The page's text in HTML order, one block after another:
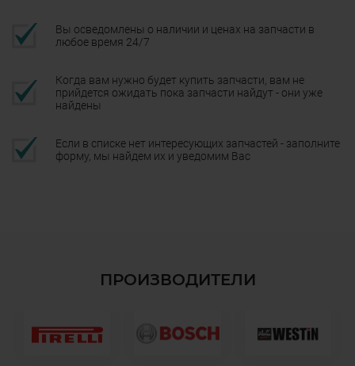
Вы осведомлены о наличии и ценах на запчасти в
любое время 24/7
Когда вам нужно будет купить запчасти, вам не
прийдется ожидать пока запчасти найдут - они уже
найдены
Если в списке нет интересующих запчастей - заполните
форму, мы найдем их и уведомим Вас
ПРОИЗВОДИТЕЛИ